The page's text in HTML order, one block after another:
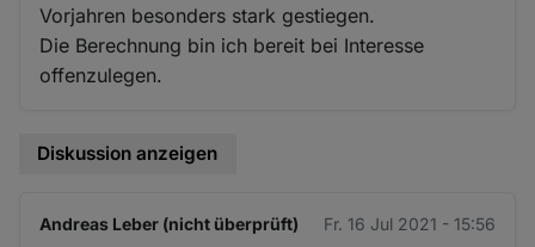
Vorjahren besonders stark gestiegen.
Die Berechnung bin ich bereit bei Interesse
offenzulegen.
Diskussion anzeigen
Andreas Leber (nicht überprüft) Fr. 16 Jul 2021 - 15:56